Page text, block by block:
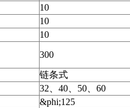
10
10
10
300
链条式
32、40、50、60
&phi;125